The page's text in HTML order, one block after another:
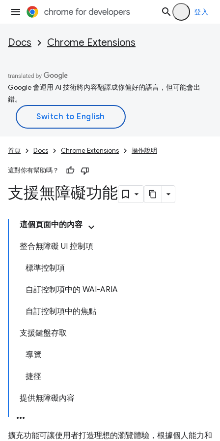
登入
Docs Chrome Extensions
Google 會運用 AI 技術將內容翻譯成你偏好的語言，但可能會出
錯。
首頁 Docs Chrome Extensions 操作說明
這對你有幫助嗎？
支援無障礙功能
這個頁面中的內容
整合無障礙 UI 控制項
標準控制項
自訂控制項中的 WAI-ARIA
自訂控制項中的焦點
支援鍵盤存取
導覽
捷徑
提供無障礙內容
擴充功能可讓使用者打造理想的瀏覽體驗，根據個人能力和